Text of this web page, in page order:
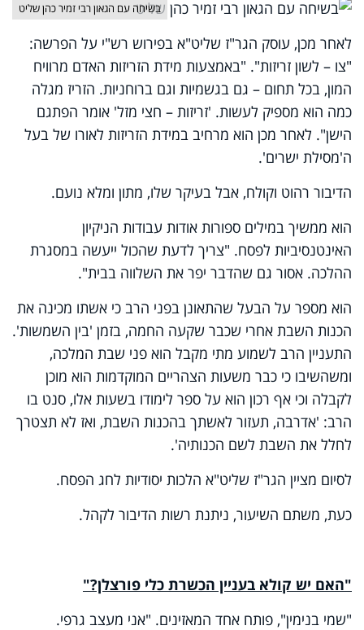
בשיחה עם הגאון רבי זמיר כהן שליט
לאחר מכן, עוסק הגר"ז שליט"א בפירוש רש"י על הפרשה:
"צו – לשון זריזות". "באמצעות מידת הזריזות האדם מרוויח
המון, בכל תחום – גם בגשמיות וגם ברוחניות. הזריז מגלה
כמה הוא מספיק לעשות. 'זריזות – חצי מזל' אומר הפתגם
הישן". לאחר מכן הוא מרחיב במידת הזריזות לאורו של בעל
ה'מסילת ישרים'.
הדיבור רהוט וקולח, אבל בעיקר שלו, מתון ומלא נועם.
הוא ממשיך במילים ספורות אודות עבודות הניקיון
האינטנסיביות לפסח. "צריך לדעת שהכול ייעשה במסגרת
ההלכה. אסור גם שהדבר יפר את השלווה בבית".
הוא מספר על הבעל שהתאונן בפני הרב כי אשתו מכינה את
הכנות השבת אחרי שכבר שקעה החמה, בזמן 'בין השמשות'.
התעניין הרב לשמוע מתי מקבל הוא פני שבת המלכה,
ומשהשיבו כי כבר משעות הצהריים המוקדמות הוא מוכן
לקבלה וכי אף רכון הוא על ספר לימודו בשעות אלו, סנט בו
הרב: 'אדרבה, תעזור לאשתך בהכנות השבת, ואז לא תצטרך
לחלל את השבת לשם הכנותיה'.
לסיום מציין הגר"ז שליט"א הלכות יסודיות לחג הפסח.
כעת, משתם השיעור, ניתנת רשות הדיבור לקהל.
"האם יש קולא בעניין הכשרת כלי פורצלן?"
"שמי בנימין", פותח אחד המאזינים. "אני מעצב גרפי.